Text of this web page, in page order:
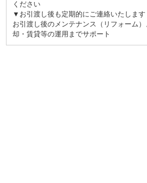
ください
▼お引渡し後も定期的にご連絡いたします
お引渡し後のメンテナンス（リフォーム
却・賃貸等の運用までサポート